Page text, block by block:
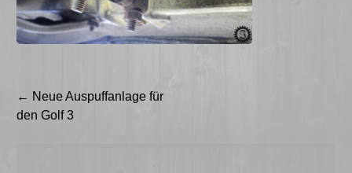
Beitragsnavigation
← Neue Auspuffanlage für
den Golf 3